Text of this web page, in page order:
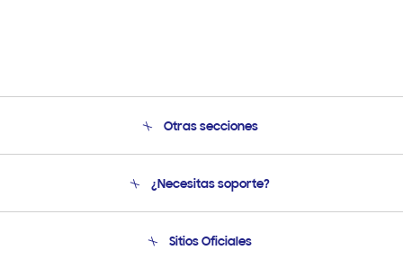
Otras secciones
Soporte
¿Necesitas soporte?
Soporte vía eMail
Sitios Oficiales